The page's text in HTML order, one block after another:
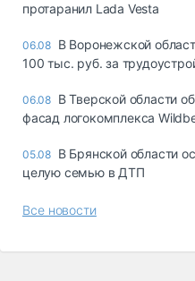
протаранил Lada Vesta
06.08 В Воронежской
100 тыс. руб. за
06.08 В Тверской области
фасад логокомплекса
05.08 В Брянской области
целую семью в ДТП
Все новости